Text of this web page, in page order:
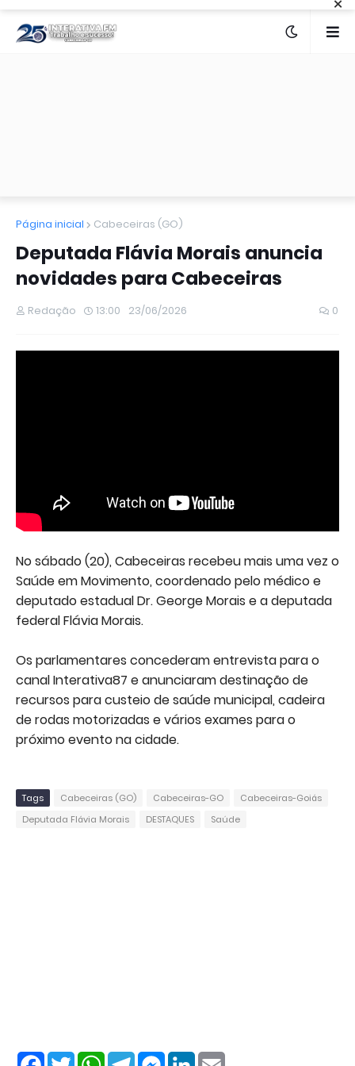
Página inicial Cabeceiras (GO)
Deputada Flávia Morais anuncia
novidades para Cabeceiras
Redação 13:00 23/06/2026 0
No sábado (20), Cabeceiras recebeu mais uma vez o
Saúde em Movimento, coordenado pelo médico e
deputado estadual Dr. George Morais e a deputada
federal Flávia Morais.
Os parlamentares concederam entrevista para o
canal Interativa87 e anunciaram destinação de
recursos para custeio de saúde municipal, cadeira
de rodas motorizadas e vários exames para o
próximo evento na cidade.
Tags Cabeceiras (GO) Cabeceiras-GO
Cabeceiras-Goiás
Deputada Flávia Morais
DESTAQUES Saúde
F
T
W
T
M
L